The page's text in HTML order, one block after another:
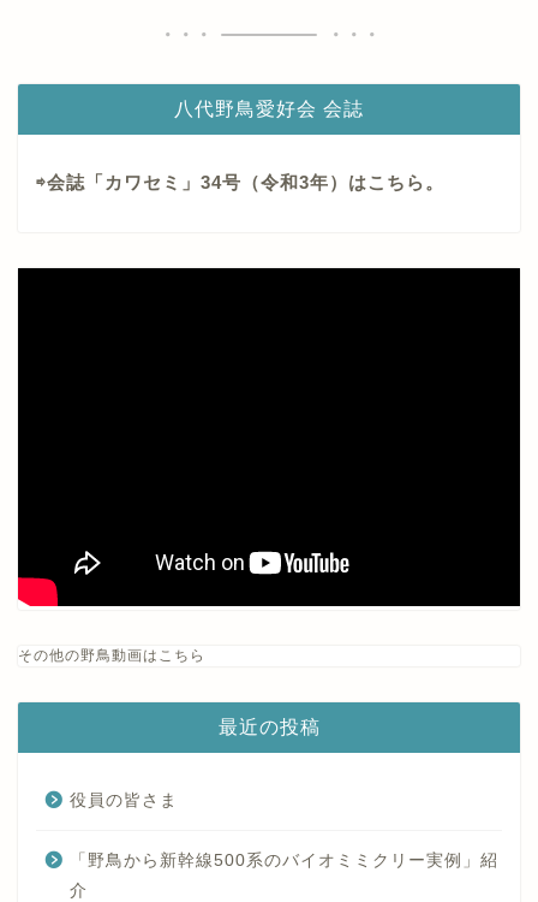
八代野鳥愛好会 会誌
⇨会誌「カワセミ」34号（令和3年）はこちら。
その他の野鳥動画はこちら
最近の投稿
役員の皆さま
「野鳥から新幹線500系のバイオミミクリー実例」紹
介